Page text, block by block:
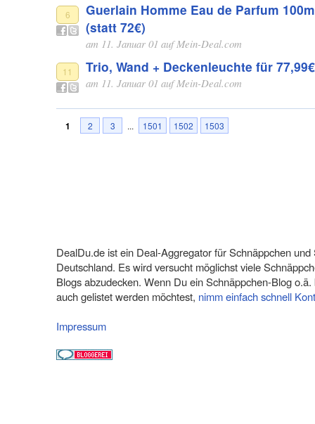
6
Guerlain Homme Eau de Parfum
(statt 72€)
am 11. Januar 01 aufMein-Deal.com
11 Trio, Wand­ + De­cken­leuch­te für
am 11. Januar 01 aufMein-Deal.com
1 2 3 ... 1501 1502 1503
DealDu.de ist ein Deal-Aggregator für Schnäppchen
Deutschland. Es wird versucht möglichst viele
Blogs abzudecken. Wenn Du ein Schnäppchen-Blog
auch gelistet werden möchtest, nimm einfach schnell
Impressum